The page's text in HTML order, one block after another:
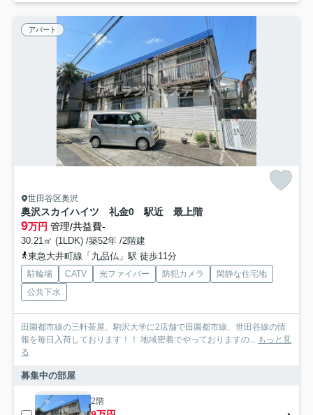
アパート
世田谷区奥沢
奥沢スカイハイツ 礼金0 駅近 最上階
9万円 管理/共益費-
30.21㎡ (1LDK) /築52年 /2階建
東急大井町線「九品仏」駅 徒歩11分
駐輪場 CATV 光ファイバー 防犯カメラ
閑静な住宅地
公共下水
田園都市線の三軒茶屋、駒沢大学に2店舗で田園都市線、世田谷線の情
報を毎日入荷しております！！ 地域密着でやっておりますの... もっと見
る
募集中の部屋
2階